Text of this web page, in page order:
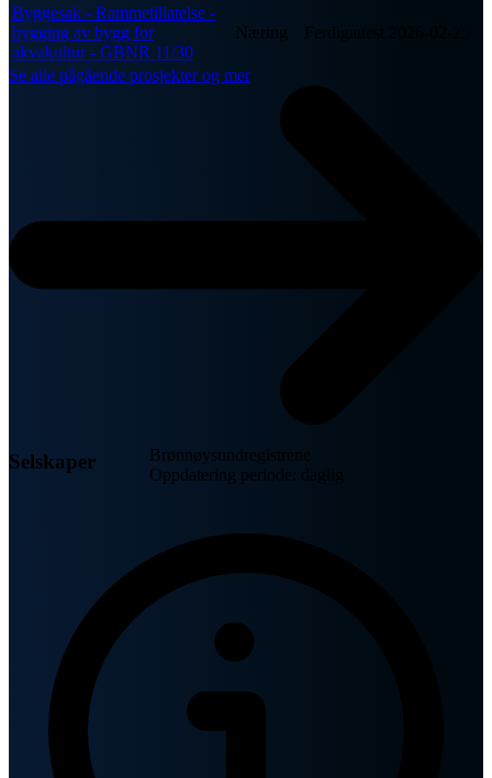
Byggesak - Rammetillatelse -
bygging av bygg for
akvakultur - GBNR 11/30
Næring Ferdigattest
Se alle pågående prosjekter og mer
Selskaper
Brønnøysundregistrene
Oppdatering periode: daglig